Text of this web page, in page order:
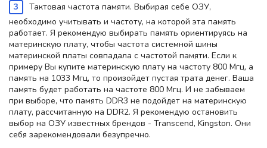
Тактовая частота памяти. Выбирая себе ОЗУ,
необходимо учитывать и частоту, на которой эта память
работает. Я рекомендую выбирать память ориентируясь на
материнскую плату, чтобы частота системной шины
материнской платы совпадала с частотой памяти. Если к
примеру Вы купите материнскую плату на частоту 800 Мгц, а
память на 1033 Мгц, то произойдет пустая трата денег. Ваша
память будет работать на частоте 800 Мгц. И не забываем
при выборе, что память DDR3 не подойдет на материнскую
плату, рассчитанную на DDR2. Я рекомендую остановить
выбор на ОЗУ известных брендов - Transcend, Kingston. Они
себя зарекомендовали безупречно.